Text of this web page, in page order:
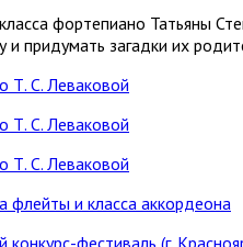
фортепиано Татьяны
и придумать загадки их
флейты и класса аккордеона
фестиваль (г.